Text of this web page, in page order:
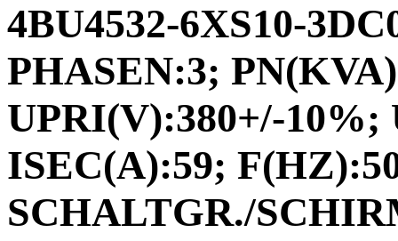
4BU4532-6XS10-
PHASEN:3;
UPRI(V):380+/-10%;
ISEC(A):59;
SCHALTGR./